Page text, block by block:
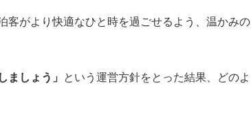
客がより快適なひと時を過ごせるよう、温かみの
ましょう」
という運営方針をとった結果、どのよ